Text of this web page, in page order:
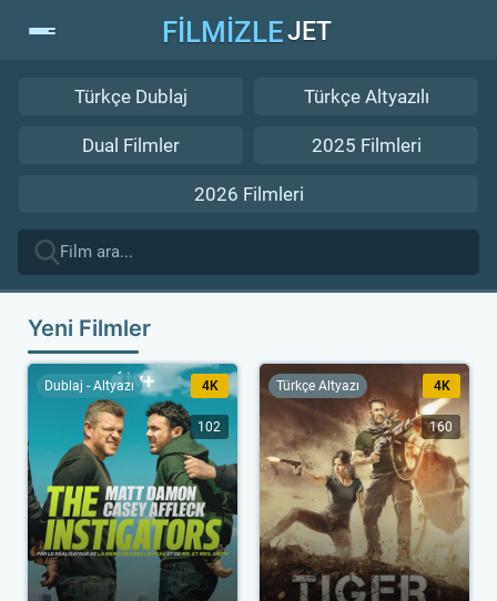
FİLMİZLEJET
Türkçe Dublaj Türkçe Altyazılı
Dual Filmler 2025 Filmleri
2026 Filmleri
Yeni Filmler
Dublaj - Altyazı 4K
102
Türkçe Altyazı 4K
160